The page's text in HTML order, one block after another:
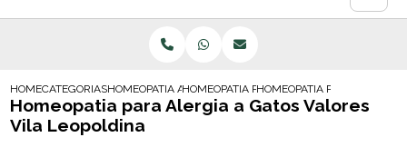
HOMECATEGORIASHOMEOPATIA ANIMALHOMEOPATIA PARA CACHORRO AGITADO
HOMEOPATIA PARA
Homeopatia para Alergia a Gatos Valores
Vila Leopoldina